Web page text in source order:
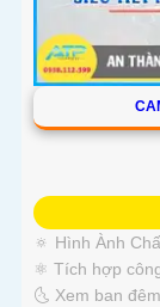
🔅 Hình Ành
⚛️ Tích hợp
🌜 Xem ban